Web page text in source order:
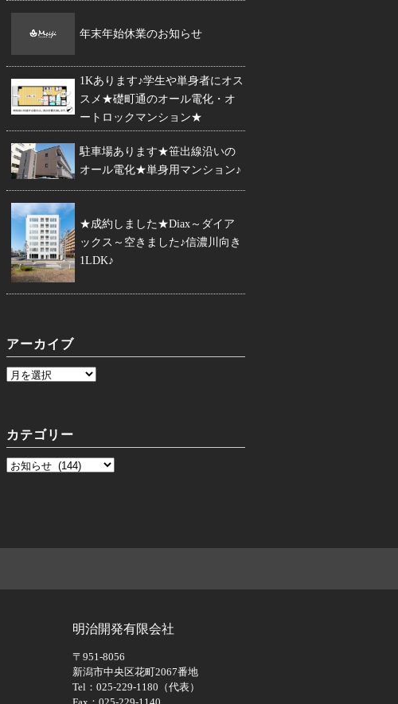
年末年始休業のお知らせ
1Kあります♪学生や単身者にオス
スメ★礎町通のオール電化・オ
ートロックマンション★
駐車場あります★笹出線沿いの
オール電化★単身用マンション♪
★成約しました★Diax～ダイア
ックス～空きました♪信濃川向き
1LDK♪
アーカイブ
カテゴリー
明治開発有限会社
〒951-8056
新潟市中央区花町2067番地
Tel：025-229-1180（代表）